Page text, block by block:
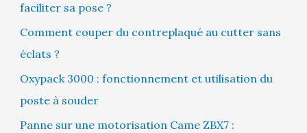
faciliter sa pose ?
Comment couper du contreplaqué au cutter sans
éclats ?
Oxypack 3000 : fonctionnement et utilisation du
poste à souder
Panne sur une motorisation Came ZBX7 :